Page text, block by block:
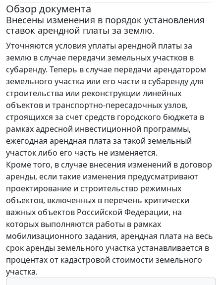
Обзор документа
Внесены изменения в порядок установления
ставок арендной платы за землю.
Уточняются условия уплаты арендной платы за
землю в случае передачи земельных участков в
субаренду. Теперь в случае передачи арендатором
земельного участка или его части в субаренду для
строительства или реконструкции линейных
объектов и транспортно-пересадочных узлов,
строящихся за счет средств городского бюджета в
рамках адресной инвестиционной программы,
ежегодная арендная плата за такой земельный
участок либо его часть не изменяется.
Кроме того, в случае внесения изменений в договор
аренды, если такие изменения предусматривают
проектирование и строительство режимных
объектов, включенных в перечень критически
важных объектов Российской Федерации, на
которых выполняются работы в рамках
мобилизационного задания, арендная плата на весь
срок аренды земельного участка устанавливается в
процентах от кадастровой стоимости земельного
участка.